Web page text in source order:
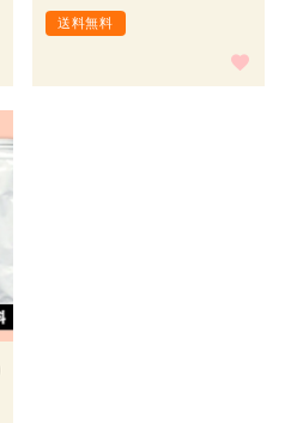
送料無料